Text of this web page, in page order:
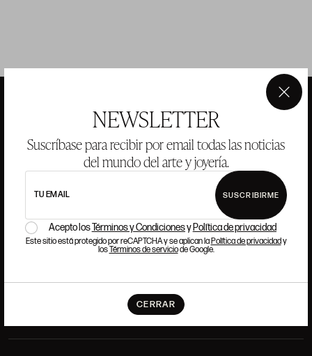
NEWSLETTER
Suscríbase para recibir por email todas las noticias
del mundo del arte y joyería.
TU EMAIL SUSCRIBIRME
Acepto losTérminos y Condicionesy Política de privacidad
Este sitio está protegido por reCAPTCHA y se aplican laPolítica de privacidady
losTérminos de serviciode Google.
CERRAR
×
ANSORENA
EQUIPO
JOYERÍA
GALERÍA
SUBASTAS
VALORACIONES